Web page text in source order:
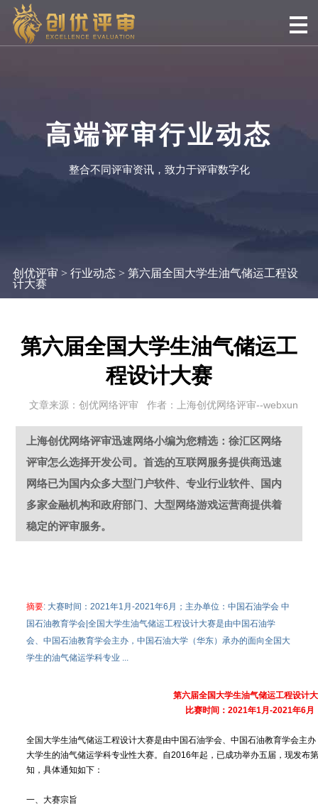
高端评审行业动态
整合不同评审资讯，致力于评审数字化
创优评审 > 行业动态> 第六届全国大学生油气储运工程设
计大赛
第六届全国大学生油气储运工
程设计大赛
文章来源：创优网络评审 作者：上海创优网络评审--webxun
上海创优网络评审迅速网络小编为您精选：徐汇区网络
评审怎么选择开发公司。首选的互联网服务提供商迅速
网络已为国内众多大型门户软件、专业行业软件、国内
多家金融机构和政府部门、大型网络游戏运营商提供着
稳定的评审服务。
摘要: 大赛时间：2021年1月-2021年6月；主办单位：中国石油学会 中
国石油教育学会|全国大学生油气储运工程设计大赛是由中国石油学
会、中国石油教育学会主办，中国石油大学（华东）承办的面向全国大
学生的油气储运学科专业 ...
第六届全国大学生油气储运工程设计
比赛时间：2021年1月-2021年6月
全国大学生油气储运工程设计大赛是由中国石油学会、中国石油教育学会主
大学生的油气储运学科专业性大赛。自2016年起，已成功举办五届，现发布
知，具体通知如下：
一、大赛宗旨